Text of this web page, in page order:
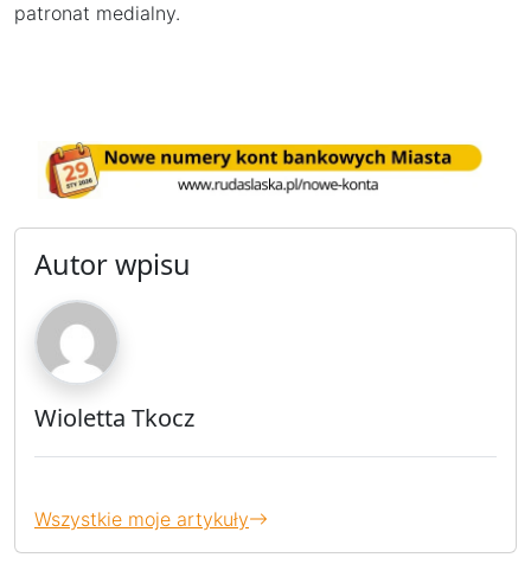
patronat medialny.
Autor wpisu
Wioletta Tkocz
Wszystkie moje artykuły